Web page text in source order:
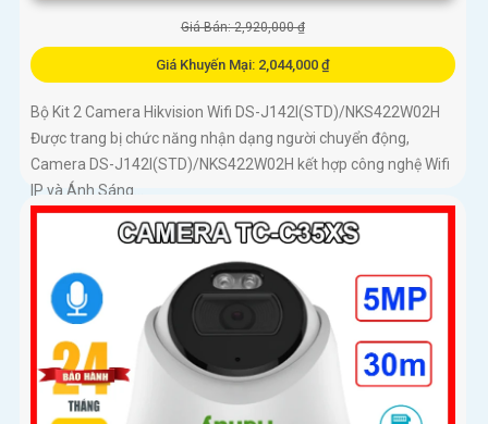
Giá Bán: 2,920,000 ₫
Giá Khuyến Mại: 2,044,000 ₫
Bộ Kit 2 Camera Hikvision Wifi DS-J142I(STD)/NKS422W02H
Được trang bị chức năng nhận dạng người chuyển động,
Camera DS-J142I(STD)/NKS422W02H kết hợp công nghệ Wifi
IP và Ánh Sáng...